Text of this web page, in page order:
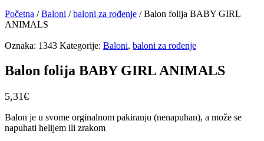
Početna /Baloni /baloni za rođenje / Balon folija BABY GIRL
ANIMALS
Oznaka: 1343 Kategorije: Baloni, baloni za rođenje
Balon folija BABY GIRL ANIMALS
5,31€
Balon je u svome orginalnom pakiranju (nenapuhan), a može se
napuhati helijem ili zrakom